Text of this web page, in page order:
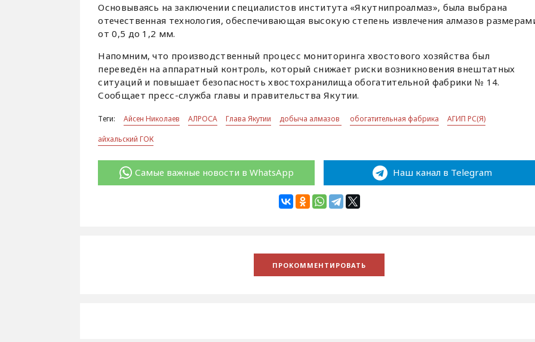
Основываясь на заключении специалистов института «Якутнипроалмаз», была выбрана
отечественная технология, обеспечивающая высокую степень извлечения алмазов
от 0,5 до 1,2 мм.
Напомним, что производственный процесс мониторинга хвостового хозяйства был
переведён на аппаратный контроль, который снижает риски возникновения внештатных
ситуаций и повышает безопасность хвостохранилища обогатительной фабрики № 14.
Сообщает пресс-служба главы и правительства Якутии.
Теги: Айсен Николаев АЛРОСА Глава Якутии добыча алмазов обогатительная фабрика
АГИП РС(Я)
айхальский ГОК
Самые важные новости в WhatsApp Наш канал в Telegram